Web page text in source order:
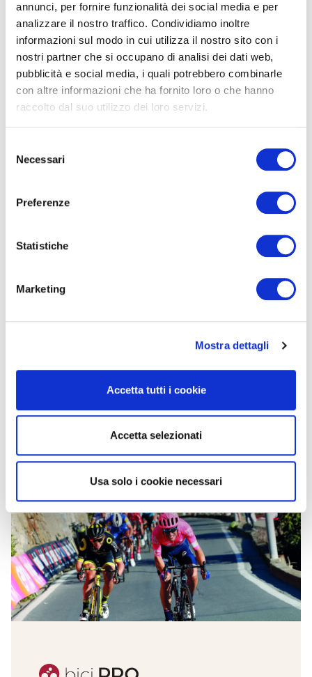
annunci, per fornire funzionalità dei social media e per
analizzare il nostro traffico. Condividiamo inoltre
informazioni sul modo in cui utilizza il nostro sito con i
nostri partner che si occupano di analisi dei dati web,
pubblicità e social media, i quali potrebbero combinarle
con altre informazioni che ha fornito loro o che hanno
raccolto dal suo utilizzo dei loro servizi.
delNecessari
Preferenze
Statistiche
Marketing
Mostra dettagli
Accetta tutti i cookie
Accetta selezionati
Usa solo i cookie necessari
BIKE LAB
BIKE LAB
che serve per viaggiare. Fare piccoli interventi.